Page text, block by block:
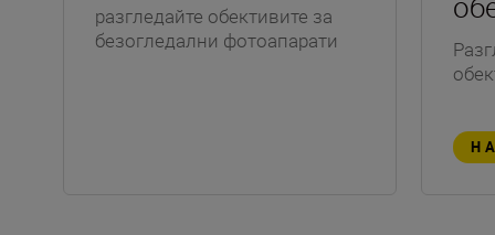
разгледайте обективите за
безогледални фотоапарати